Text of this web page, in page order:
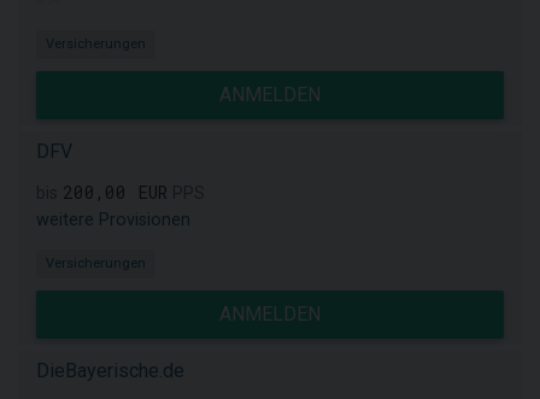
Versicherungen
ANMELDEN
DFV
200,00 EUR
weitere Provisionen
Versicherungen
ANMELDEN
DieBayerische.de